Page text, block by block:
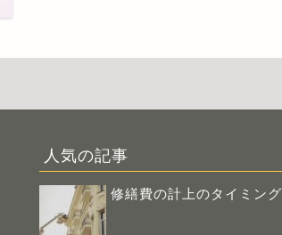
人気の記事
修繕費の計上のタイミング